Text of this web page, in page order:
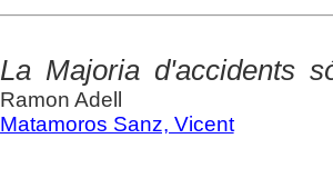
La Majoria d'accidents
Ramon Adell
Matamoros Sanz, Vicent